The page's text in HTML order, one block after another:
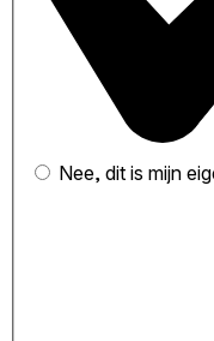
Nee, dit is mijn